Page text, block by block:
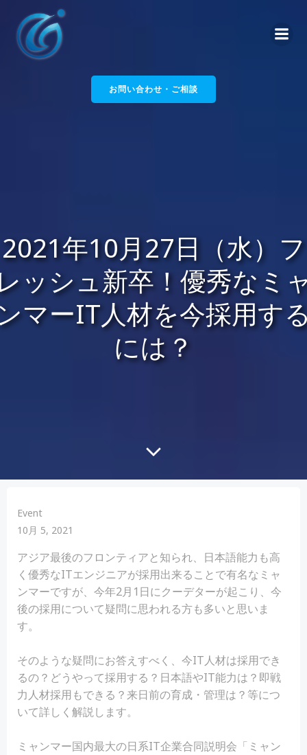
ツ
へ
ス
お問い合わせ・ご相談
2021年10月27日（水）フ
ッシュ新卒！優秀なミ
マーIT人材を今採用す
には？
Event
10月 5, 2021
アジア最後のフロンティアと知られ、日本語能力も高
く優秀なITエンジニアが採用出来ることで有名なミャ
ンマーですが、今年2月1日にクーデターが起こり、今
後の採用について疑問に思われる方も多いと思いま
す。
そのような疑問にお答えすべく、今IT人材は採用でき
るの？どうやって採用する？日本語やIT能力は？即戦
力人材採用もできる？来日前の育成・管理は？等につ
いて詳しく解説します。
ミャンマー国内最大の日系IT企業合同説明会「ミャン